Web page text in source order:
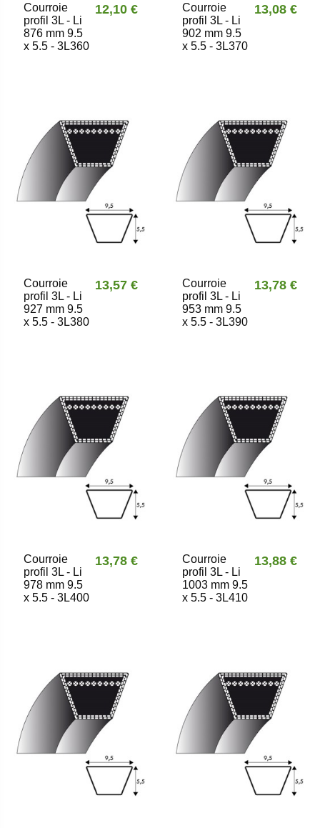
Courroie
profil 3L - Li
876 mm 9.5
x 5.5 - 3L360
12,10 €
Courroie
profil 3L - Li
902 mm 9.5
x 5.5 - 3L370
13,08 €
Courroie
profil 3L - Li
927 mm 9.5
x 5.5 - 3L380
13,57 €
Courroie
profil 3L - Li
953 mm 9.5
x 5.5 - 3L390
13,78 €
Courroie
profil 3L - Li
978 mm 9.5
x 5.5 - 3L400
13,78 €
Courroie
profil 3L - Li
1003 mm 9.5
x 5.5 - 3L410
13,88 €